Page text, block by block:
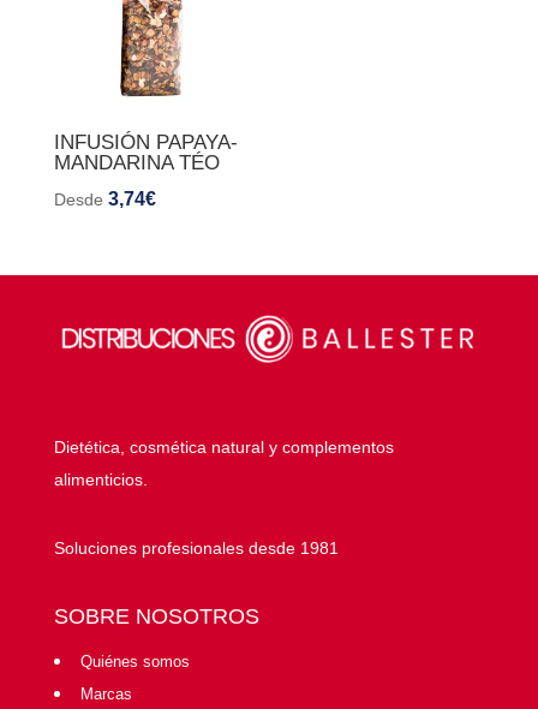
INFUSIÓN PAPAYA-
MANDARINA TÉO
Desde 3,74€
Dietética, cosmética natural y complementos
alimenticios.
Soluciones profesionales desde 1981
SOBRE NOSOTROS
Quiénes somos
Marcas